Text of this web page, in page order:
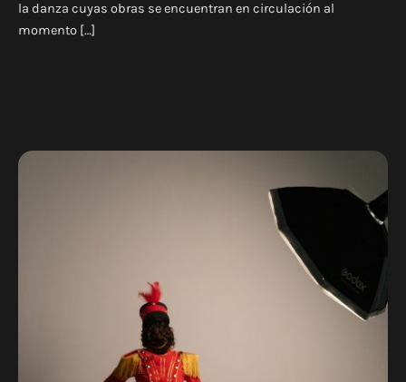
la danza cuyas obras se encuentran en circulación al
momento […]